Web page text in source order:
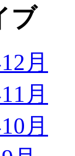
ブ
月
月
月